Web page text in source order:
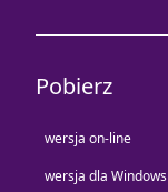
Pobierz
wersja on-line
wersja dla Windows